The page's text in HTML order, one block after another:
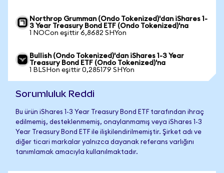
Northrop Grumman (Ondo Tokenized)'dan iShares 1-
3 Year Treasury Bond ETF (Ondo Tokenized)'na
1 NOCon eşittir 6,8682 SHYon
Bullish (Ondo Tokenized)'dan iShares 1-3 Year
Treasury Bond ETF (Ondo Tokenized)'na
1 BLSHon eşittir 0,285179 SHYon
Sorumluluk Reddi
Bu ürün iShares 1-3 Year Treasury Bond ETF tarafından ihraç
edilmemiş, desteklenmemiş, onaylanmamış veya iShares 1-3
Year Treasury Bond ETF ile ilişkilendirilmemiştir. Şirket adı ve
diğer ticari markalar yalnızca dayanak referans varlığını
tanımlamak amacıyla kullanılmaktadır.